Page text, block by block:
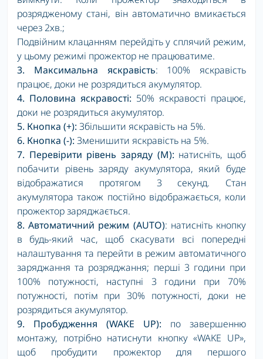
розрядженому стані, він автоматично вмикається
через 2хв.;
Подвійним клацанням перейдіть у сплячий режим,
у цьому режимі прожектор не працюватиме.
3.
Максимальна яскравість: 100% яскравість
працює, доки не розрядиться акумулятор.
4. Половина яскравості: 50% яскравості працює,
доки не розрядиться акумулятор.
5. Кнопка (+): Збільшити яскравість на 5%.
6. Кнопка (-): Зменишити яскравість на 5%.
7. Перевірити рівень заряду (M): натисніть, щоб
побачити рівень заряду акумулятора, який буде
відображатися протягом 3 секунд. Стан
акумулятора також постійно відображається, коли
прожектор заряджається.
8. Автоматичний режим (AUTO): натисніть кнопку
в будь-який час, щоб скасувати всі попередні
налаштування та перейти в режим автоматичного
заряджання та розряджання; перші 3 години при
100% потужності, наступні 3 години при 70%
потужності, потім при 30% потужності, доки не
розрядиться акумулятор.
9.
Пробудження (WAKE UP): по завершенню
монтажу, потрібно натиснути кнопку «WAKE UP»,
щоб пробудити прожектор для першого